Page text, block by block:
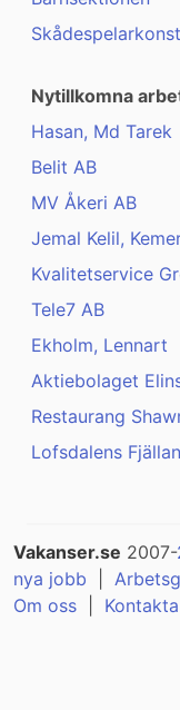
Skådespelarkonst
Nytillkomna
Hasan, Md Tarek
Belit AB
MV Åkeri AB
Jemal Kelil,
Kvalitetservice
Tele7 AB
Ekholm, Lennart
Aktiebolaget
Restaurang
Lofsdalens
Vakanser.se 2007-
nya jobb
Om oss